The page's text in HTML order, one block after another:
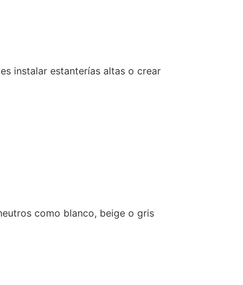
es instalar estanterías altas o crear
como blanco, beige o gris